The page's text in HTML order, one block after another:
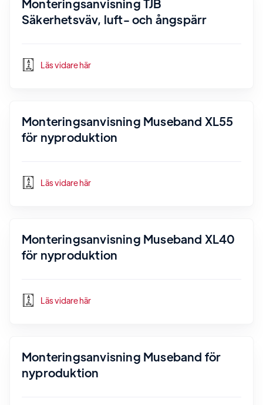
Monteringsanvisning TJB
Säkerhetsväv, luft- och ångspärr
Läs vidare här
Monteringsanvisning Museband XL55
för nyproduktion
Läs vidare här
Monteringsanvisning Museband XL40
för nyproduktion
Läs vidare här
Monteringsanvisning Museband för
nyproduktion